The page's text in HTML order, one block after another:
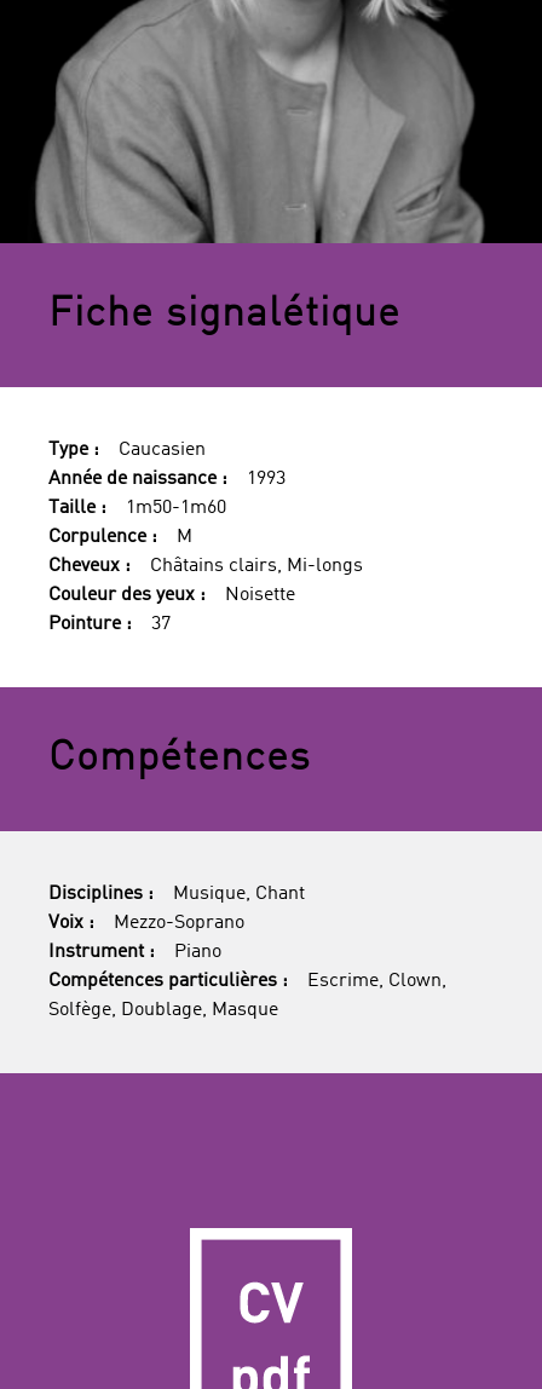
Fiche signalétique
Type :
Caucasien
Année de naissance :
1993
Taille :
1m50-1m60
Corpulence :
M
Cheveux :
Châtains clairs, Mi-longs
Couleur des yeux :
Noisette
Pointure :
37
Compétences
Disciplines :
Musique, Chant
Voix :
Mezzo-Soprano
Instrument :
Piano
Compétences particulières :
Escrime, Clown,
Solfège, Doublage, Masque